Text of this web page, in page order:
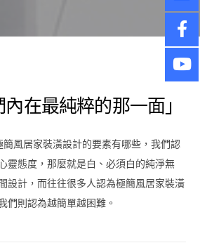
內在最純粹的那一面」
風居家裝潢設計的要素有哪些，我們認
靈態度，那麼就是白、必須白的純淨無
設計，而往往很多人認為極簡風居家裝潢
們則認為越簡單越困難。